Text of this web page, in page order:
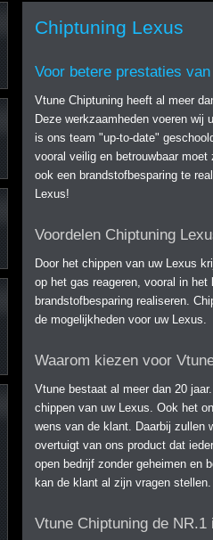
Chiptuning Lexus
Voor betere prestaties
Vtune Chiptuning heeft al meer
Deze werkzaamheden voeren wij
is ons team "up-to-date"
vooral veilig en betrouwbaar
ook een brandstofbesparing te
Lexus!
Voordelen Chiptuning
Door het chippen van uw Lexus
op het gas reageren, vooral in
brandstofbesparing realiseren.
de mogelijkheden voor uw Lexus.
Waarom kiezen voor
Vtune bestaat al meer dan 20
chippen van uw Lexus. Ook het
wens van de klant. Daarbij zullen
overtuigt van ons product dat
open bedrijf zonder geheimen en
kan de klant al zijn vragen
Vtune Chiptuning de